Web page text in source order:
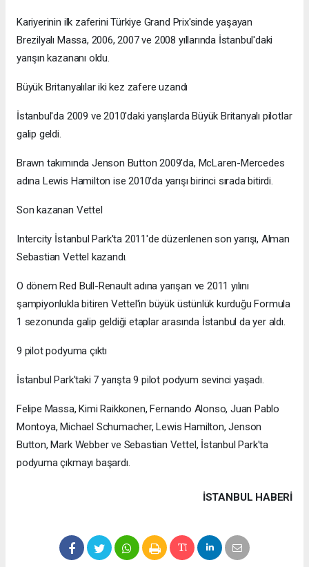
Kariyerinin ilk zaferini Türkiye Grand Prix'sinde yaşayan
Brezilyalı Massa, 2006, 2007 ve 2008 yıllarında İstanbul'daki
yarışın kazananı oldu.
Büyük Britanyalılar iki kez zafere uzandı
İstanbul'da 2009 ve 2010'daki yarışlarda Büyük Britanyalı pilotlar
galip geldi.
Brawn takımında Jenson Button 2009'da, McLaren-Mercedes
adına Lewis Hamilton ise 2010'da yarışı birinci sırada bitirdi.
Son kazanan Vettel
Intercity İstanbul Park'ta 2011'de düzenlenen son yarışı, Alman
Sebastian Vettel kazandı.
O dönem Red Bull-Renault adına yarışan ve 2011 yılını
şampiyonlukla bitiren Vettel'in büyük üstünlük kurduğu Formula
1 sezonunda galip geldiği etaplar arasında İstanbul da yer aldı.
9 pilot podyuma çıktı
İstanbul Park'taki 7 yarışta 9 pilot podyum sevinci yaşadı.
Felipe Massa, Kimi Raikkonen, Fernando Alonso, Juan Pablo
Montoya, Michael Schumacher, Lewis Hamilton, Jenson
Button, Mark Webber ve Sebastian Vettel, İstanbul Park'ta
podyuma çıkmayı başardı.
İSTANBUL HABERİ